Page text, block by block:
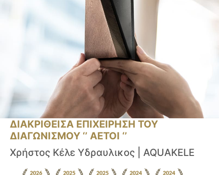
ΔΙΑΚΡΙΘΕΙΣΑ ΕΠΙΧΕΙΡΗΣΗ ΤΟΥ
ΔΙΑΓΩΝΙΣΜΟΥ ‘’ ΑΕΤΟΙ ‘’
Χρήστος Κέλε Υδραυλικος | AQUAKELE